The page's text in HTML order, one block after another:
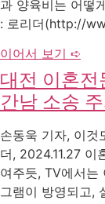
과 양육비는 어떻
: 로리더(http://
이어서 보기 ➪
대전 이혼전
간남 소송
손동욱 기자, 이것
더, 2024.11.27 이
여주듯, TV에서는
그램이 방영되고,